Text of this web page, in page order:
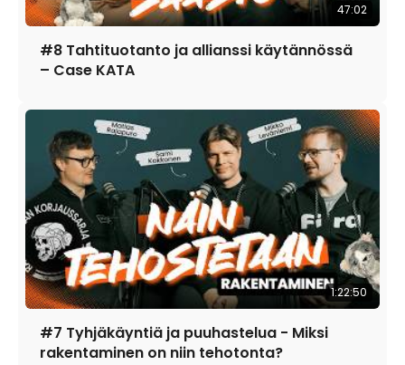
47:02
#8 Tahtituotanto ja allianssi käytännössä
– Case KATA
1:22:50
#7 Tyhjäkäyntiä ja puuhastelua - Miksi
rakentaminen on niin tehotonta?